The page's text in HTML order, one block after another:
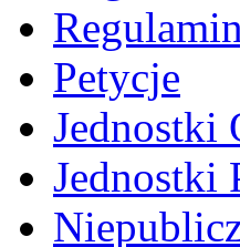
Petycje
Jednostki
Jednostki